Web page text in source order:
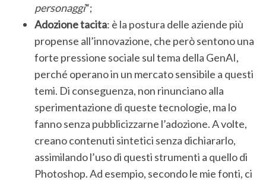
personaggi“;
Adozione tacita: è la postura delle aziende più
propense all’innovazione, che però sentono una
forte pressione sociale sul tema della GenAI,
perché operano in un mercato sensibile a questi
temi. Di conseguenza, non rinunciano alla
sperimentazione di queste tecnologie, ma lo
fanno senza pubblicizzarne l’adozione. A volte,
creano contenuti sintetici senza dichiararlo,
assimilando l’uso di questi strumenti a quello di
Photoshop. Ad esempio, secondo le mie fonti, ci
S